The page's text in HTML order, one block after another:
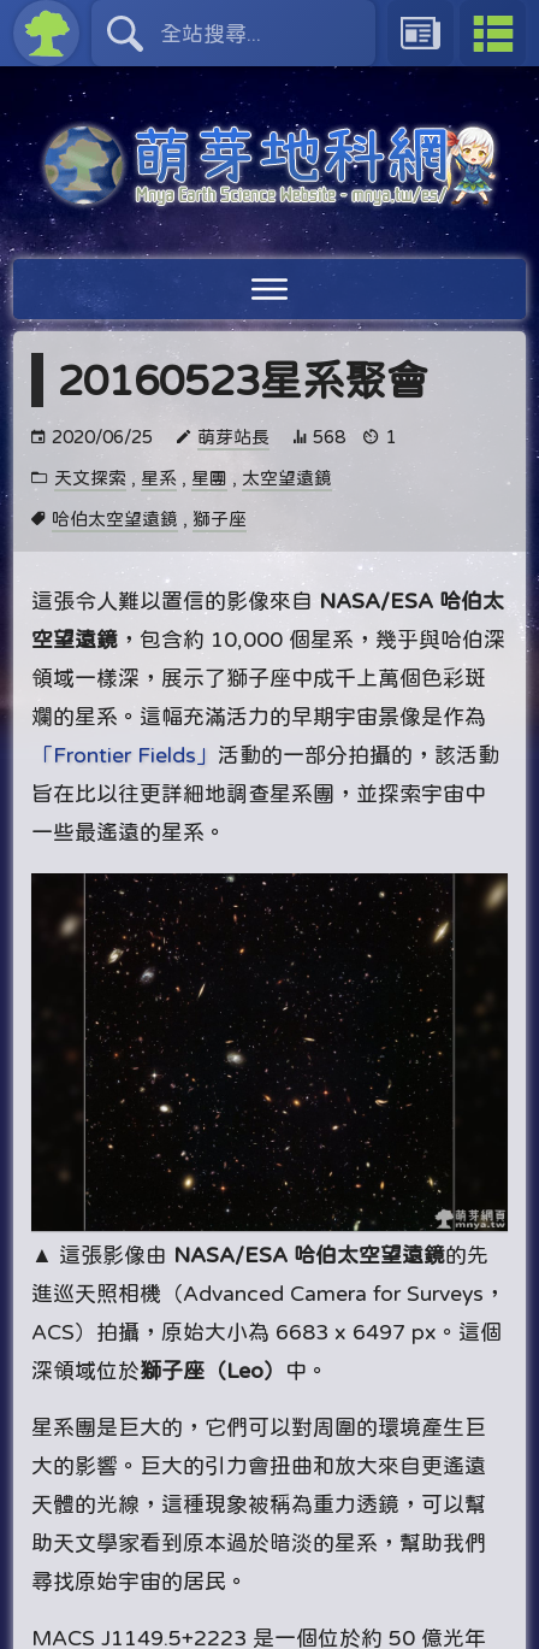
20160523星系聚會
2020/06/25 萌芽站長 568 1
天文探索 , 星系 , 星團 , 太空望遠鏡
哈伯太空望遠鏡 , 獅子座
這張令人難以置信的影像來自 NASA/ESA 哈伯太
空望遠鏡 ，包含約 10,000 個星系，幾乎與哈伯深
領域一樣深，展示了獅子座中成千上萬個色彩斑
斕的星系。這幅充滿活力的早期宇宙景像是作為
「Frontier Fields」 活動的一部分拍攝的，該活動
旨在比以往更詳細地調查星系團，並探索宇宙中
一些最遙遠的星系。
▲ 這張影像由 NASA/ESA 哈伯太空望遠鏡的先
進巡天照相機（Advanced Camera for Surveys，
ACS）拍攝，原始大小為 6683 x 6497 px。這個
深領域位於獅子座（Leo） 中。
星系團是巨大的，它們可以對周圍的環境產生巨
大的影響。巨大的引力會扭曲和放大來自更遙遠
天體的光線，這種現象被稱為重力透鏡，可以幫
助天文學家看到原本過於暗淡的星系，幫助我們
尋找原始宇宙的居民。
MACS J1149.5+2223 是一個位於約 50 億光年